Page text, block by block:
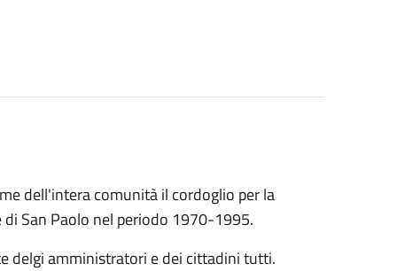
dell'intera comunità il cordoglio per la
San Paolo nel periodo 1970-1995.
delgi amministratori e dei cittadini tutti.